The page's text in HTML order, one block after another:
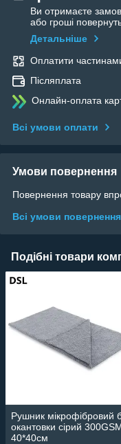
Ви отримаєте
або гроші
Детальніше
Оплатити
Післяплата
Онлайн-оплата
Всі умови оплати
Умови повернення
Повернення товару
Всі умови повернення
Подібні товари
Рушник мікрофібровий
окантовки сірий
40*40см